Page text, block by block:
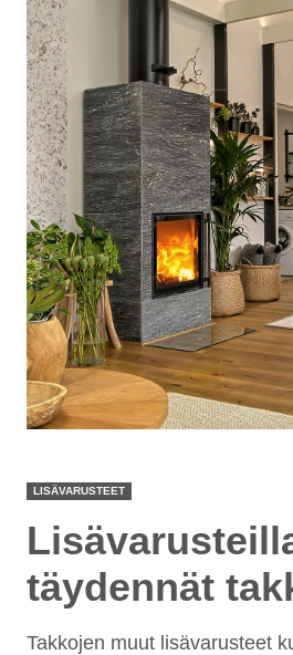
LISÄVARUSTEET
täydennät
Takkojen muut lisävarusteet